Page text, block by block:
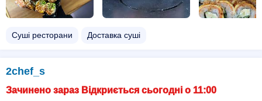
Суші ресторани Доставка суші
2chef_s
Зачинено зараз Відкриється сьогодні о 11:00